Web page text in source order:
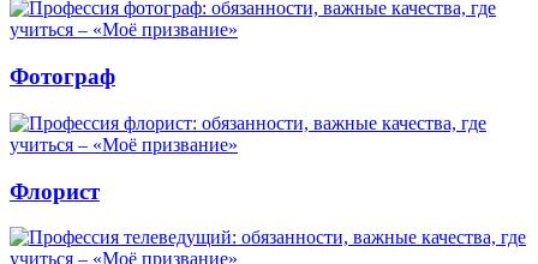
Фотограф
Флорист